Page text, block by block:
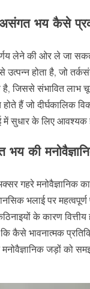
असंगत भय कैसे
लेने की ओर ले जा
उत्पन्न होता है, जो
संभावित लाभ चूक
हैं जो दीर्घकालिक
में सुधार के लिए आवश्यक
की
गहरे मनोवैज्ञानिक
भलाई पर
कठिनाइयों के कारण
कि कैसे भावनात्मक
जड़ों को